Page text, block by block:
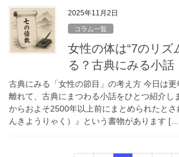
2025年11月2日
コラム一覧
女性の体は“7のリズ
る？古典にみる小話
古典にみる「女性の節目」の考え方 今日は更
離れて、古典にまつわる小話をひとつ紹介し
からおよそ2500年以上前にまとめられたとさ
んきようりゃく）』という書物があります